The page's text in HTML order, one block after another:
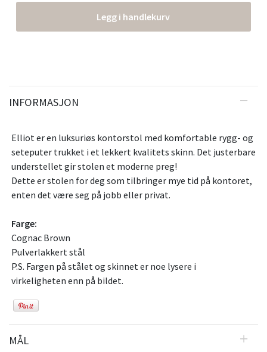
Legg i handlekurv
INFORMASJON
Elliot er en luksuriøs kontorstol med komfortable rygg- og
seteputer trukket i et lekkert kvalitets skinn. Det justerbare
understellet gir stolen et moderne preg!
Dette er stolen for deg som tilbringer mye tid på kontoret,
enten det være seg på jobb eller privat.
Farge:
Cognac Brown
Pulverlakkert stål
P.S. Fargen på stålet og skinnet er noe lysere i
virkeligheten enn på bildet.
MÅL